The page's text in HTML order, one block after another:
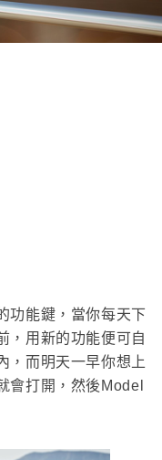
功能鍵，當你每天下
，用新的功能便可自
，而明天一早你想上
會打開，然後Model